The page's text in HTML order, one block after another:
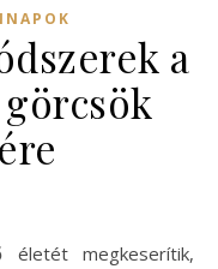
a